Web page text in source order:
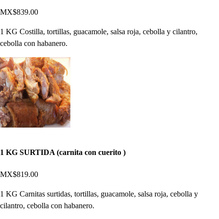
MX$839.00
1 KG Costilla, tortillas, guacamole, salsa roja, cebolla y cilantro,
cebolla con habanero.
1 KG SURTIDA (carnita con cuerito )
MX$819.00
1 KG Carnitas surtidas, tortillas, guacamole, salsa roja, cebolla y
cilantro, cebolla con habanero.